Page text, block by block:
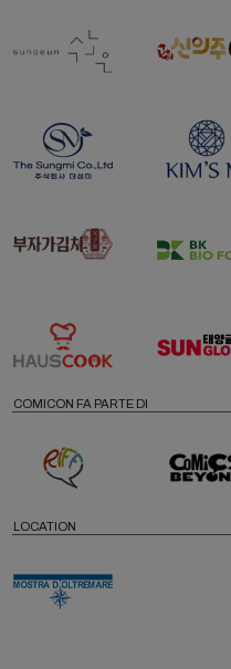
COMICON FA PARTE DI
LOCATION